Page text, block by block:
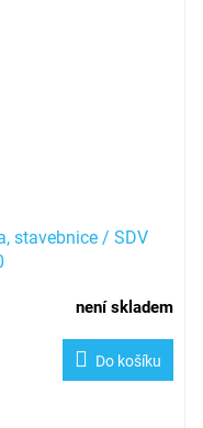
stavebnice / SDV
není skladem
Do košíku